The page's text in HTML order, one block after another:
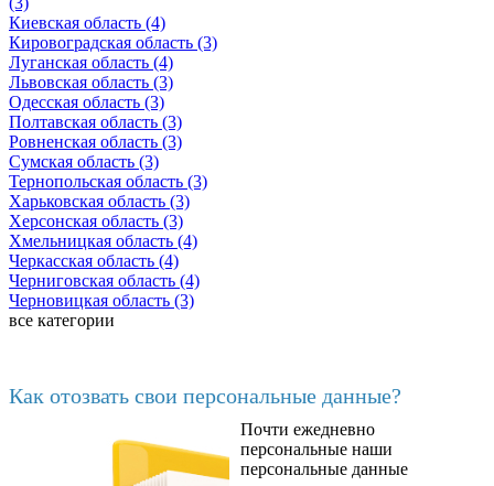
Киевская область (4)
Кировоградская область (3)
Луганская область (4)
Львовская область (3)
Одесская область (3)
Полтавская область (3)
Ровненская область (3)
Сумская область (3)
Тернопольская область (3)
Харьковская область (3)
Херсонская область (3)
Хмельницкая область (4)
Черкасская область (4)
Черниговская область (4)
Черновицкая область (3)
все категории
Как отозвать свои персональные данные?
Почти ежедневно
персональные наши
персональные данные